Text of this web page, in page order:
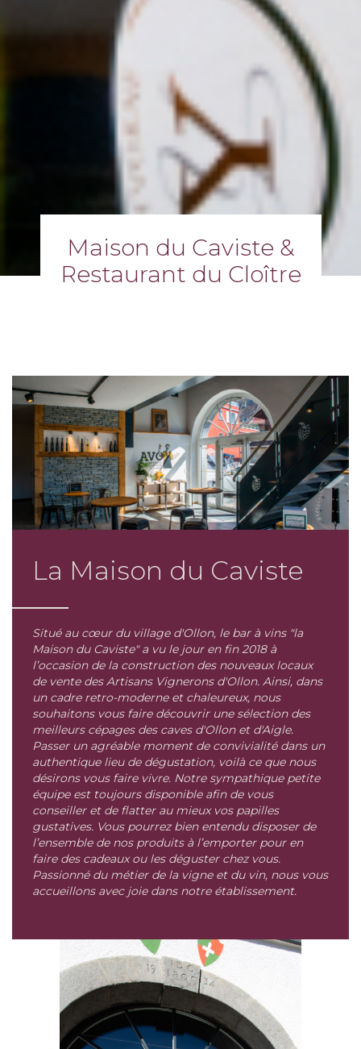
Maison du Caviste &
Restaurant du Cloître
La Maison du Caviste
Situé au cœur du village d'Ollon, le bar à vins "la
Maison du Caviste" a vu le jour en fin 2018 à
l’occasion de la construction des nouveaux locaux
de vente des Artisans Vignerons d'Ollon. Ainsi, dans
un cadre retro-moderne et chaleureux, nous
souhaitons vous faire découvrir une sélection des
meilleurs cépages des caves d'Ollon et d'Aigle.
Passer un agréable moment de convivialité dans un
authentique lieu de dégustation, voilà ce que nous
désirons vous faire vivre. Notre sympathique petite
équipe est toujours disponible afin de vous
conseiller et de flatter au mieux vos papilles
gustatives. Vous pourrez bien entendu disposer de
l’ensemble de nos produits à l’emporter pour en
faire des cadeaux ou les déguster chez vous.
Passionné du métier de la vigne et du vin, nous vous
accueillons avec joie dans notre établissement.